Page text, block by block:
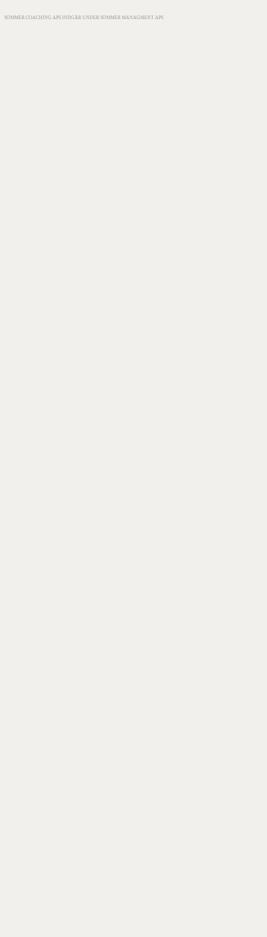
SOMMER COACHING APS INDGÅR UNDER SOMMER MANAGMENT APS